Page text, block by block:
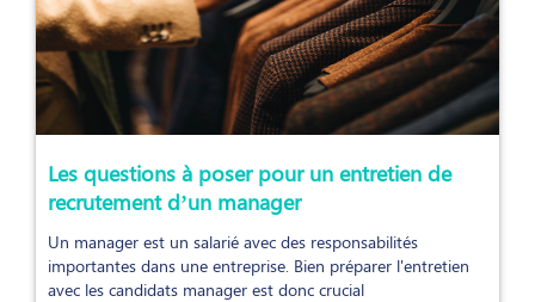
Les questions à poser pour un entretien de
recrutement d’un manager
Un manager est un salarié avec des responsabilités
importantes dans une entreprise. Bien préparer l'entretien
avec les candidats manager est donc crucial